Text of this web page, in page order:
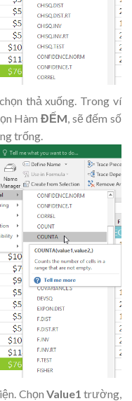
thả xuống. Trong ví
Hàm ĐẾM, sẽ đếm số
trống.
Chọn Value1trường,